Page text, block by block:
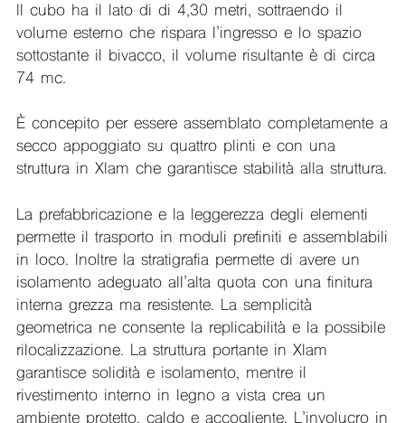
Il cubo ha il lato di di 4,30 metri, sottraendo il
volume esterno che rispara l’ingresso e lo spazio
sottostante il bivacco, il volume risultante è di circa
74 mc.
È concepito per essere assemblato completamente a
secco appoggiato su quattro plinti e con una
struttura in Xlam che garantisce stabilità alla struttura.
La prefabbricazione e la leggerezza degli elementi
permette il trasporto in moduli prefiniti e assemblabili
in loco. Inoltre la stratigrafia permette di avere un
isolamento adeguato all’alta quota con una finitura
interna grezza ma resistente. La semplicità
geometrica ne consente la replicabilità e la possibile
rilocalizzazione. La struttura portante in Xlam
garantisce solidità e isolamento, mentre il
rivestimento interno in legno a vista crea un
ambiente protetto, caldo e accogliente. L’involucro in